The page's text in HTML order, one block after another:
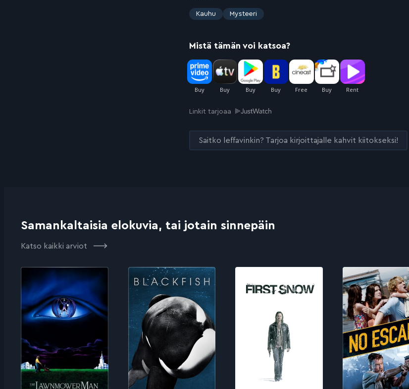
:
Kauhu Mysteeri
Mistä tämän voi katsoa?
Linkit tarjoaa
Saitko leffavinkin? Tarjoa kirjoittajalle kahvit kiitokseksi!
Samankaltaisia elokuvia, tai jotain sinnepäin
Katso kaikki arviot